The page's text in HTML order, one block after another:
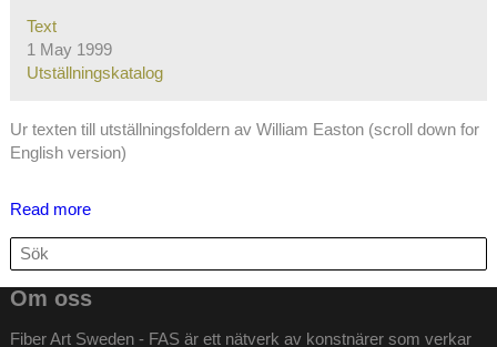
Material
in
and
Space
Utställningskatalog
Text
1 May 1999
Utställningskatalog
Ur texten till utställningsfoldern av William Easton (scroll down for
English version)
Read more
William
Search
Search
Om oss
Fiber Art Sweden - FAS är ett nätverk av konstnärer som verkar